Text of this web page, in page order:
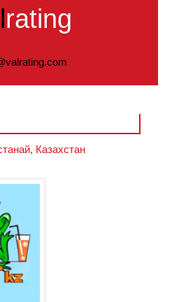
rating
, Казахстан